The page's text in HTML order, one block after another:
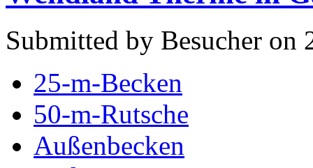
Submitted by Besucher on
25-m-Becken
50-m-Rutsche
Außenbecken